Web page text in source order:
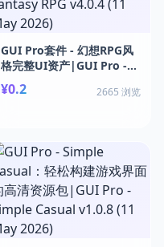
GUI Pro套件 - 幻想RPG风
格完整UI资产|GUI Pro -
Fantasy RPG v4.0.4 (11
May 2026)
¥0.2 2665 浏览